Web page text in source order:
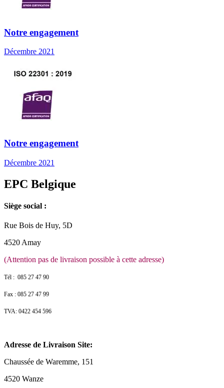
Notre engagement
Décembre 2021
Notre engagement
Décembre 2021
EPC Belgique
Siège social :
Rue Bois de Huy, 5D
4520 Amay
(Attention pas de livraison possible à cette adresse)
Tél : 085 27 47 90
Fax : 085 27 47 99
TVA: 0422 454 596
Adresse de Livraison Site:
Chaussée de Waremme, 151
4520 Wanze